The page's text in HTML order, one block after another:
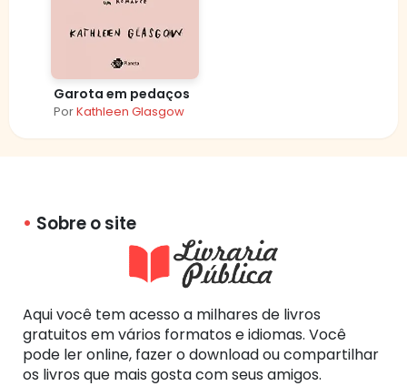
Garota em pedaços
PorKathleen Glasgow
Sobre o site
Aqui você tem acesso a milhares de livros
gratuitos em vários formatos e idiomas. Você
pode ler online, fazer o download ou compartilhar
os livros que mais gosta com seus amigos.